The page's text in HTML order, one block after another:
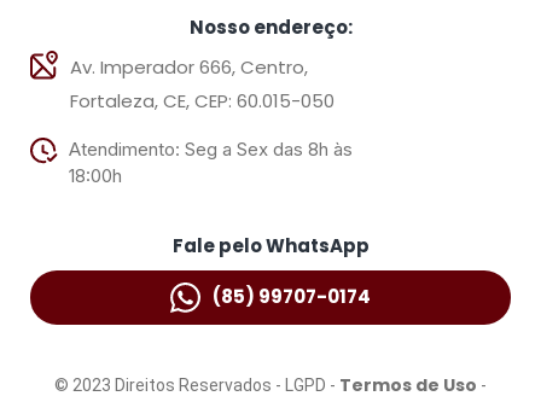
Nosso endereço:
Av. Imperador 666, Centro,
Fortaleza, CE, CEP: 60.015-050
Atendimento: Seg a Sex das 8h às
18:00h
Fale pelo WhatsApp
(85) 99707-0174
© 2023 Direitos Reservados - LGPD - Termos de Uso -